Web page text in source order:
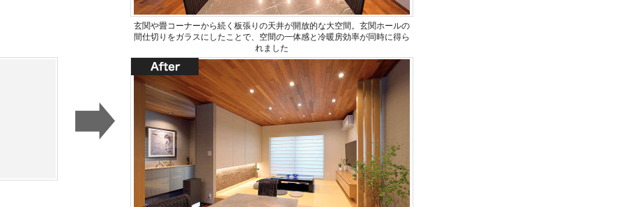
玄関や畳コーナーから続く板張りの天井が開放的な大空間。玄関ホールの
間仕切りをガラスにしたことで、空間の一体感と冷暖房効率が同時に得ら
れました